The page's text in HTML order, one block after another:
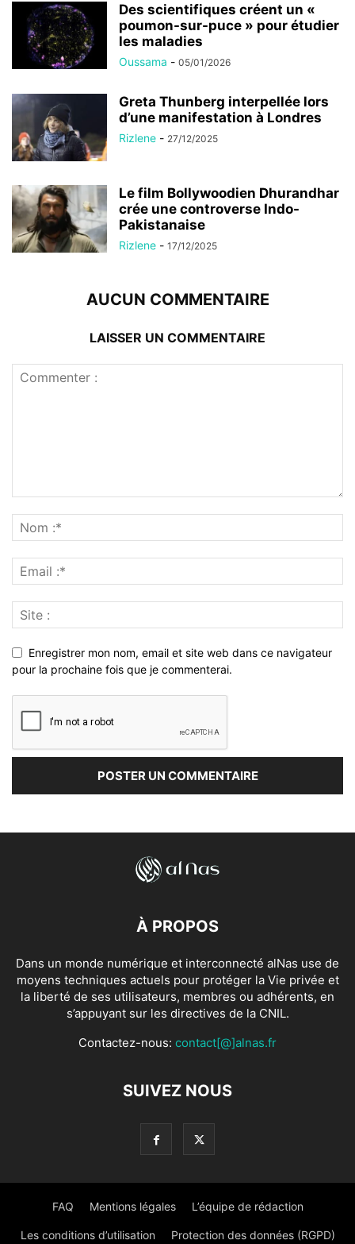
Des scientifiques créent un «
poumon-sur-puce » pour étudier
les maladies
Oussama - 05/01/2026
Greta Thunberg interpellée lors
d’une manifestation à Londres
Rizlene - 27/12/2025
Le film Bollywoodien Dhurandhar
crée une controverse Indo-
Pakistanaise
Rizlene - 17/12/2025
AUCUN COMMENTAIRE
LAISSER UN COMMENTAIRE
Enregistrer mon nom, email et site web dans ce navigateur
pour la prochaine fois que je commenterai.
À PROPOS
Dans un monde numérique et interconnecté alNas use de
moyens techniques actuels pour protéger la Vie privée et
la liberté de ses utilisateurs, membres ou adhérents, en
s’appuyant sur les directives de la CNIL.
Contactez-nous: contact[@]alnas.fr
SUIVEZ NOUS
FAQ Mentions légales L’équipe de rédaction
Les conditions d’utilisation Protection des données (RGPD)